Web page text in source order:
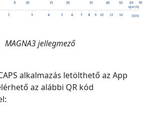
MAGNA3 jellegmező
alkalmazás letölthető az App
az alábbi QR kód